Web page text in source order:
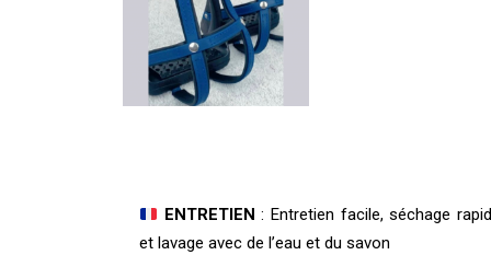
ENTRETIEN : Entretien facile, séchage
et lavage avec de l’eau et du savon